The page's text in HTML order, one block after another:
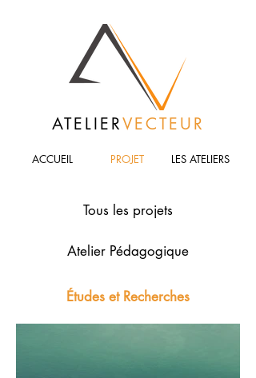
ATELIERVECTEUR
ACCUEIL PROJET LES ATELIERS
Tous les projets
Atelier Pédagogique
Études et Recherches